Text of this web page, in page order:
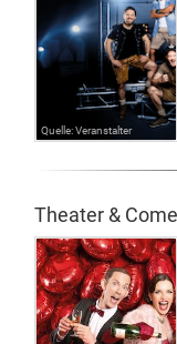
Quelle: Veranstalter
Theater &